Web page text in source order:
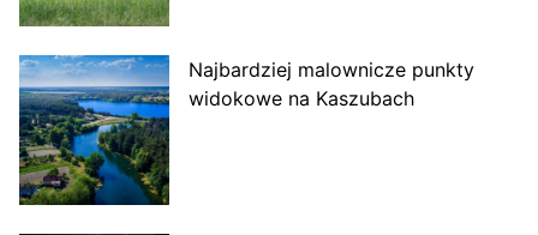
Najbardziej malownicze punkty
widokowe na Kaszubach